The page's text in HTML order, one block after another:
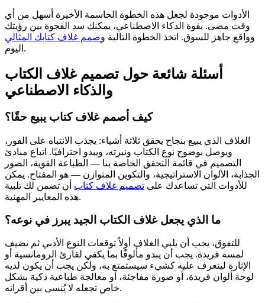
الأدوات موجودة لجعل هذه الخطوة الحاسمة الأخيرة أسهل من أي
وقت مضى. بقوة الذكاء الاصطناعي، يمكنك سد الفجوة بين رؤيتك
وواقع جاهز للسوق. اتخذ الخطوة التالية وصمم غلاف كتابك المثالي
اليوم.
أسئلة شائعة حول تصميم غلاف الكتاب
والذكاء الاصطناعي
كيف أصمم غلاف كتاب يبيع حقًا؟
الغلاف الذي يبيع بنجاح يحقق ثلاثة أشياء: يجذب الانتباه على الفور،
ويوصل بوضوح نوع الكتاب ونبرته، ويبدو احترافيًا. اتباع مبادئ
التصميم في قائمة التحقق الخاصة بنا — الطباعة القوية، الصور
الجذابة، الألوان الاستراتيجية، والتكوين المتوازن — هو المفتاح. يمكن
للأدوات التي تساعدك على تصميم غلاف كتاب أن تضمن لك تلبية
هذه المعايير المهنية.
ما الذي يجعل غلاف الكتاب الجيد يبرز في نوعه؟
للتفوق، يجب أن يلبي الغلاف أولاً توقعات النوع الأدبي ثم يضيف
لمسة فريدة. يجب أن يبدو مألوفًا بما يكفي لقارئ الرومانسية أو
الإثارة ليتعرف عليه كشيء سيستمتع به، ولكن يجب أن يكون لديه
لوحة ألوان فريدة، أو صورة مفاجئة، أو معالجة طباعية ذكية بشكل
خاص تجعله لا يُنسى بين أقرانه.